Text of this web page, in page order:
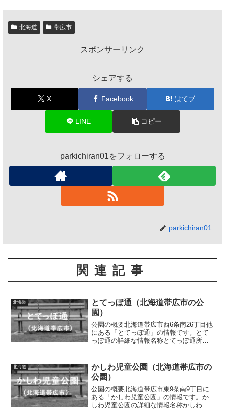
北海道 帯広市
スポンサーリンク
シェアする
X Facebook はてブ
LINE コピー
parkichiran01をフォローする
parkichiran01
関連記事
北海道
とてっぽ通（北海道帯広市の公
園）
公園の概要北海道帯広市西6条南26丁目他
にある「とてっぽ通」の情報です。とて
っぽ通の詳細な情報名称とてっぽ通所在
路、十勝鉄道蒸気機関車・客車、自転車
専用道路、パーゴラ...
北海道
かしわ児童公園（北海道帯広市の
公園）
公園の概要北海道帯広市東9条南9丁目に
ある「かしわ児童公園」の情報です。か
しわ児童公園の詳細な情報名称かしわ児